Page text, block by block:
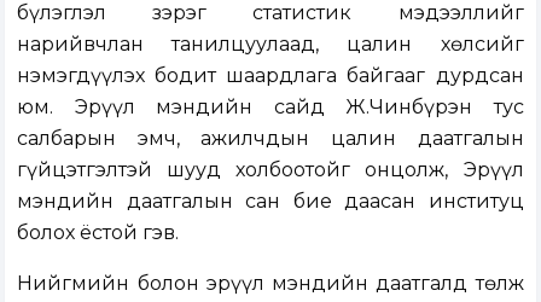
бүлэглэл зэрэг статистик мэдээллийг
нарийвчлан танилцуулаад, цалин хөлсийг
нэмэгдүүлэх бодит шаардлага байгааг дурдсан
юм. Эрүүл мэндийн сайд Ж.Чинбүрэн тус
салбарын эмч, ажилчдын цалин даатгалын
гүйцэтгэлтэй шууд холбоотойг онцолж, Эрүүл
мэндийн даатгалын сан бие даасан институц
болох ёстой гэв.
Нийгмийн болон эрүүл мэндийн даатгалд төлж